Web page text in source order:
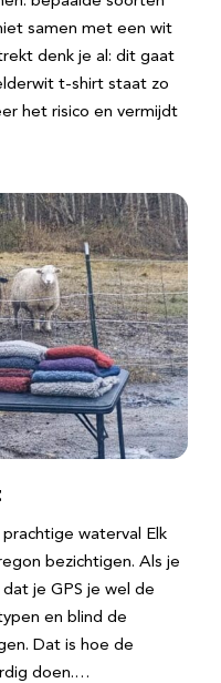
samen met een wit
denk je al: dit gaat
t-shirt staat zo
het risico en vermijdt
waterval Elk
bezichtigen. Als je
je GPS je wel de
en blind de
Dat is hoe de
doen.…